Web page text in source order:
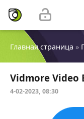
Главная страница »
Vidmore Video
4-02-2023, 08:30